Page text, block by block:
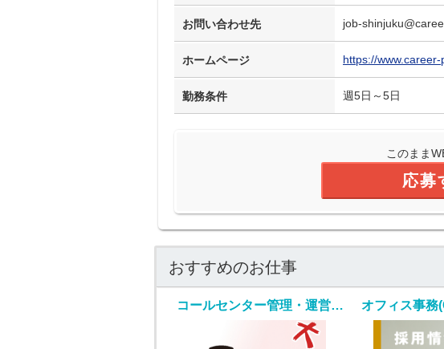
お問い合わせ先 job-
ホームページ https://
勤務条件 週5日～5日
このまま
応募
おすすめのお仕事
コールセンター管理・運営（SV・リーダー）(医薬品通販受注業務)